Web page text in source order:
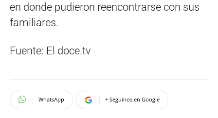
en donde pudieron reencontrarse con sus
familiares.
Fuente: El doce.tv
WhatsApp + Seguinos en Google